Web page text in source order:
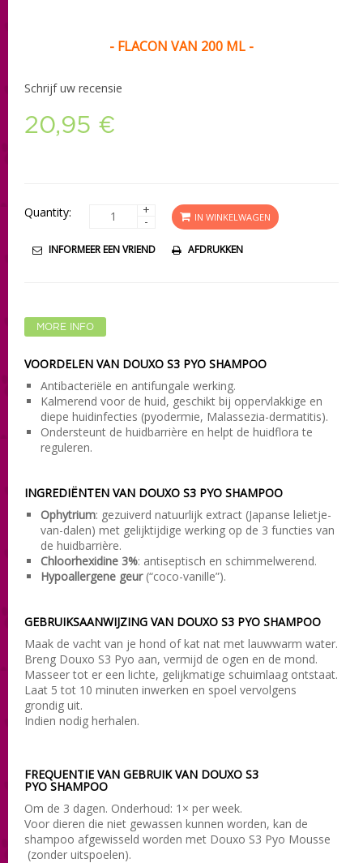
- FLACON VAN 200 ML -
Schrijf uw recensie
20,95 €
Quantity: +
- IN WINKELWAGEN
INFORMEER EEN VRIEND AFDRUKKEN
MORE INFO
VOORDELEN VAN DOUXO S3 PYO SHAMPOO
Antibacteriële en antifungale werking.
Kalmerend voor de huid, geschikt bij oppervlakkige en
diepe huidinfecties (pyodermie, Malassezia-dermatitis).
Ondersteunt de huidbarrière en helpt de huidflora te
reguleren.
INGREDIËNTEN VAN DOUXO S3 PYO SHAMPOO
Ophytrium: gezuiverd natuurlijk extract (Japanse lelietje-
van-dalen) met gelijktijdige werking op de 3 functies van
de huidbarrière.
Chloorhexidine 3%: antiseptisch en schimmelwerend.
Hypoallergene geur(“coco-vanille”).
GEBRUIKSAANWIJZING VAN DOUXO S3 PYO SHAMPOO
Maak de vacht van je hond of kat nat met lauwwarm water.
Breng Douxo S3 Pyo aan, vermijd de ogen en de mond.
Masseer tot er een lichte, gelijkmatige schuimlaag ontstaat.
Laat 5 tot 10 minuten inwerken en spoel vervolgens
grondig uit.
Indien nodig herhalen.
FREQUENTIE VAN GEBRUIK VAN DOUXO S3
PYO SHAMPOO
Om de 3 dagen. Onderhoud: 1× per week.
Voor dieren die niet gewassen kunnen worden, kan de
shampoo afgewisseld worden met Douxo S3 Pyo Mousse
(zonder uitspoelen).